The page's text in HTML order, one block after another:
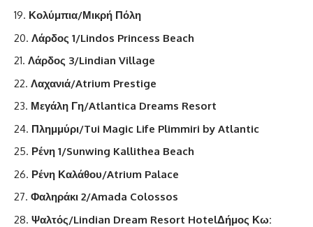
Κολύμπια/Μικρή Πόλη
Λάρδος 1/Lindos Princess Beach
Λάρδος 3/Lindian Village
Λαχανιά/Atrium Prestige
Μεγάλη Γη/Atlantica Dreams Resort
Πλημμύρι/Tui Magic Life Plimmiri by Atlantic
Ρένη 1/Sunwing Kallithea Beach
Ρένη Καλάθου/Atrium Palace
Φαληράκι 2/Amada Colossos
Ψαλτός/Lindian Dream Resort HotelΔήμος Κω: